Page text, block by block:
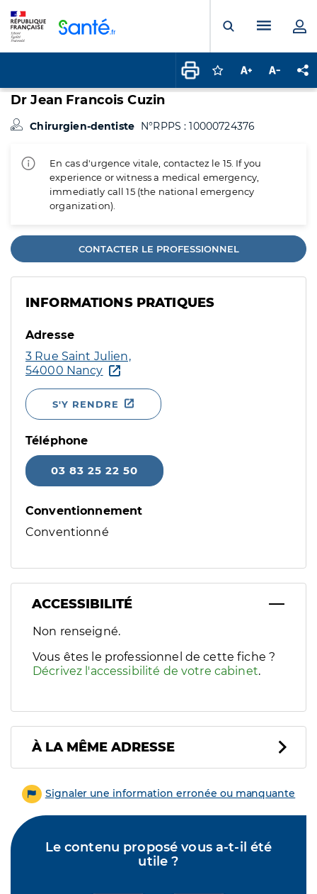
Ouvrir laMenu
Connectez-vous
Augmenter la
Dr Jean Francois Cuzin
Chirurgien-dentiste N°RPPS : 10000724376
En cas d'urgence vitale, contactez le 15. If you
experience or witness a medical emergency,
immediatly call 15 (the national emergency
organization).
CONTACTER LE PROFESSIONNEL
INFORMATIONS PRATIQUES
Adresse
3 Rue Saint Julien,
54000 Nancy
S'Y RENDRE
Téléphone
03 83 25 22 50
Conventionnement
Conventionné
ACCESSIBILITÉ
Filtres
Sélectionnez un ou plusieurs handicaps/besoins
Non renseigné.
Vous êtes le professionnel de cette fiche ?
Décrivez l'accessibilité de votre cabinet.
À LA MÊME ADRESSE
Signaler une information erronée ou manquante
Le contenu proposé vous a-t-il été
utile ?